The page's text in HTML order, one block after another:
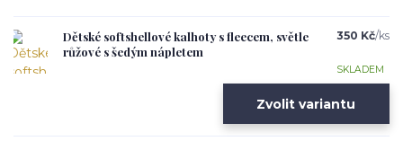
Dětské softshellové kalhoty s fleecem, světle
růžové s šedým nápletem
350 Kč/ks
SKLADEM
Zvolit variantu